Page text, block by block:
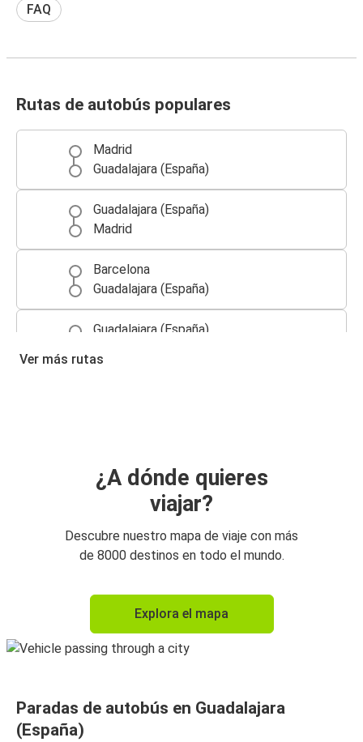
FAQ
Rutas de autobús populares
Madrid
Guadalajara (España)
Guadalajara (España)
Madrid
Barcelona
Guadalajara (España)
Guadalajara (España)
Ver más rutas
¿A dónde quieres
viajar?
Descubre nuestro mapa de viaje con más
de 8000 destinos en todo el mundo.
Explora el mapa
Paradas de autobús en Guadalajara
(España)